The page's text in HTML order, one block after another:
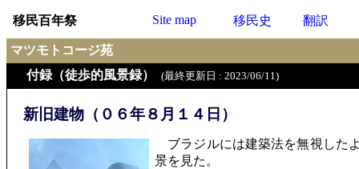
移民百年祭 Site map 移民史 翻訳
マツモトコージ苑
付録（徒歩的風景録）
(最終更新日 : 2023/06/11)
新旧建物（０６年８月１４日）
ブラジルには建築法を無視した
景を見た。